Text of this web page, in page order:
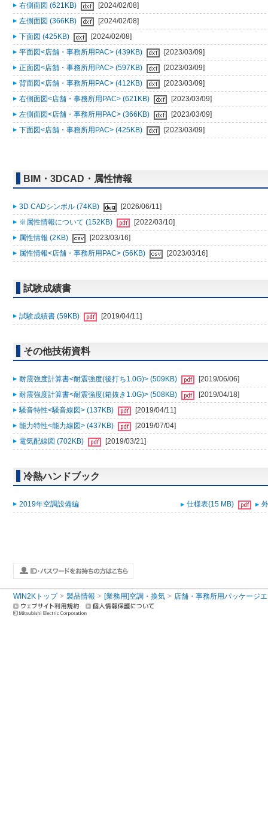
右側面図 (621KB)
[2024/02/08]
左側面図 (366KB)
[2024/02/08]
下面図 (425KB)
[2024/02/08]
平面図<店舗・事務所用PAC> (439KB)
[2023/03/09]
正面図<店舗・事務所用PAC> (597KB)
[2023/03/09]
背面図<店舗・事務所用PAC> (412KB)
[2023/03/09]
右側面図<店舗・事務所用PAC> (621KB)
[2023/03/09]
左側面図<店舗・事務所用PAC> (366KB)
[2023/03/09]
下面図<店舗・事務所用PAC> (425KB)
[2023/03/09]
BIM・3DCAD・属性情報
3D CADシンボル (74KB)
[2026/06/11]
※属性情報について (152KB)
[2022/03/10]
属性情報 (2KB)
[2023/03/16]
属性情報<店舗・事務所用PAC> (56KB)
[2023/03/16]
試験成績書
試験成績書 (59KB) [2019/04/11]
その他技術資料
耐震強度計算書<耐震強度(後打ち1.0G)> (509KB)
[2019/06/06]
耐震強度計算書<耐震強度(箱抜き1.0G)> (508KB)
[2019/04/18]
騒音特性<騒音線図> (137KB)
[2019/04/11]
能力特性<能力線図> (437KB)
[2019/07/04]
電気配線図 (702KB)
[2019/03/21]
冷熱ハンドブック
2019年空調設備編 仕様表(15 MB)
WIN2Kトップ 製品情報 [業務用]空調・換気 店舗・事務所用パッケージ